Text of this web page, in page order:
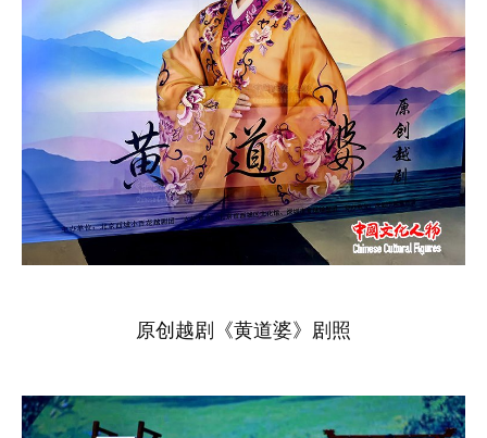
原创越剧《黄道婆》剧照